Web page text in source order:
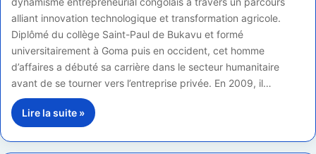
alliant innovation technologique et transformation agricole.
Diplômé du collège Saint-Paul de Bukavu et formé
universitairement à Goma puis en occident, cet homme
d’affaires a débuté sa carrière dans le secteur humanitaire
avant de se tourner vers l’entreprise privée. En 2009, il…
Lire la suite »